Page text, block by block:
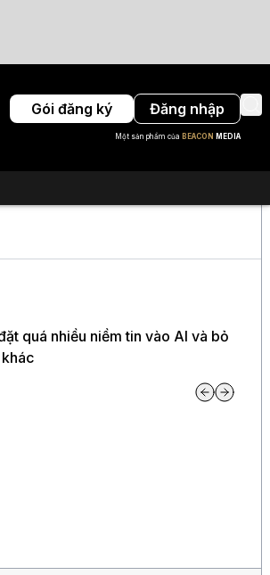
Gói đăng ký Đăng nhập
Một sản phẩm của BEACON MEDIA
quá nhiều niềm tin vào AI và bỏ